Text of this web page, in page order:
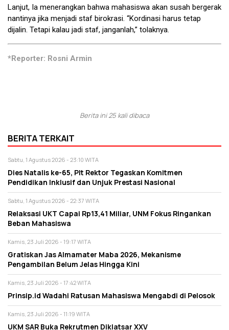
Lanjut, Ia menerangkan bahwa mahasiswa akan susah bergerak
nantinya jika menjadi staf birokrasi. “Kordinasi harus tetap
dijalin. Tetapi kalau jadi staf, janganlah,” tolaknya.
*Reporter: Rosni Armin
Berita ini 25 kali dibaca
BERITA TERKAIT
Sabtu, 1 Agustus 2026 - 23:10 WITA
Dies Natalis ke-65, Plt Rektor Tegaskan Komitmen
Pendidikan Inklusif dan Unjuk Prestasi Nasional
Sabtu, 1 Agustus 2026 - 22:37 WITA
Relaksasi UKT Capai Rp13,41 Miliar, UNM Fokus Ringankan
Beban Mahasiswa
Kamis, 23 Juli 2026 - 19:17 WITA
Gratiskan Jas Almamater Maba 2026, Mekanisme
Pengambilan Belum Jelas Hingga Kini
Kamis, 23 Juli 2026 - 17:42 WITA
Prinsip.id Wadahi Ratusan Mahasiswa Mengabdi di Pelosok
Kamis, 23 Juli 2026 - 11:19 WITA
UKM SAR Buka Rekrutmen Diklatsar XXV